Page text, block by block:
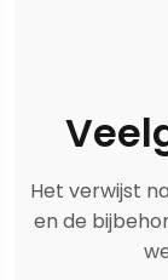
Het verwijst
en de